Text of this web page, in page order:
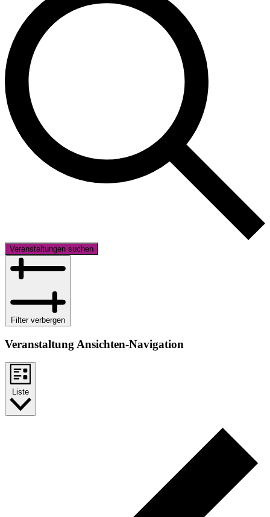
Veranstaltungen suchen
Filter verbergen
Veranstaltung Ansichten-Navigation
Liste